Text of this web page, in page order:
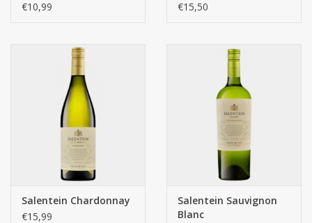
€10,99
€15,50
Salentein Chardonnay
€15,99
Salentein Sauvignon
Blanc